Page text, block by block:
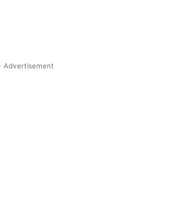
Advertisement